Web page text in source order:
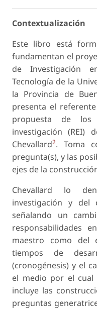
Contextualización
Este libro está
fundamentan el
de Investigación
Tecnología de la
la Provincia de
presenta el
propuesta de
investigación (REI)
Chevallard2. Toma
pregunta(s), y las
ejes de la
Chevallard lo
investigación y del
señalando un
responsabilidades
maestro como del
tiempos de
(cronogénesis) y el
el medio por el cual
incluye las
preguntas